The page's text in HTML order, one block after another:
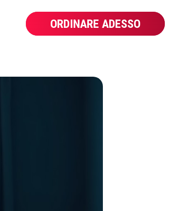
ORDINARE ADESSO